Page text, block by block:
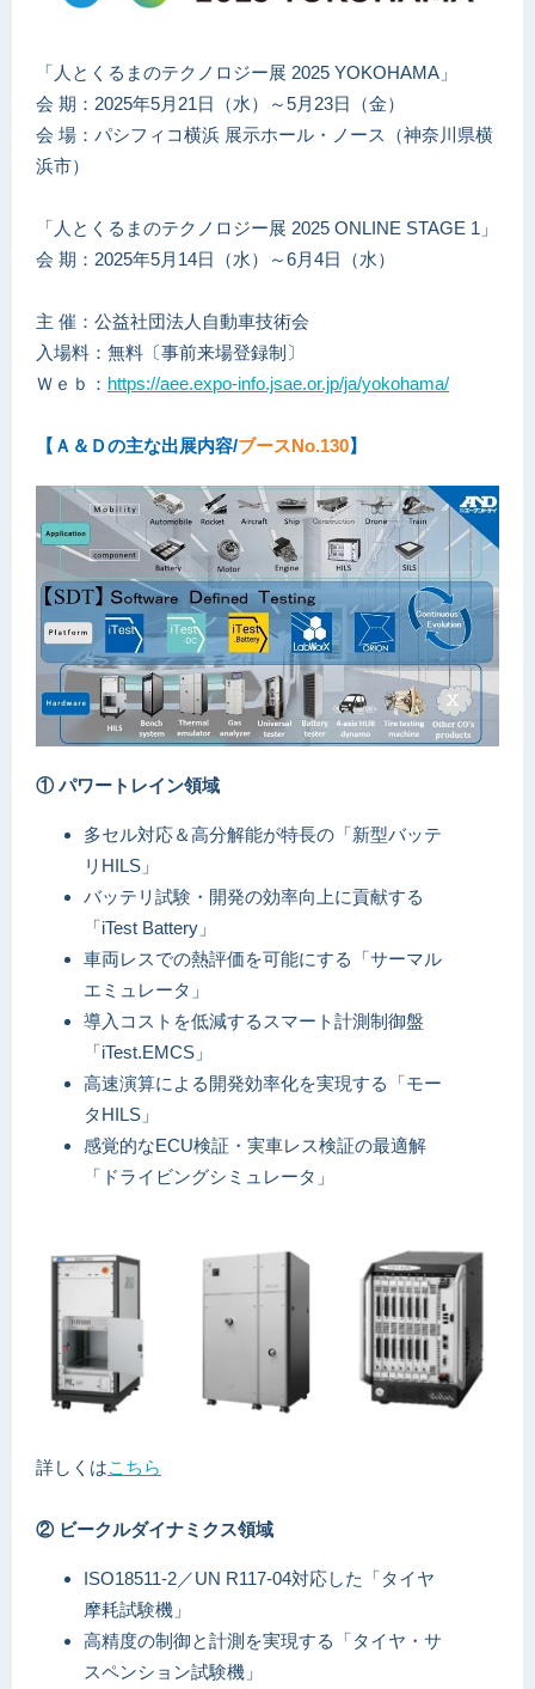
「人とくるまのテクノロジー展 2025 YOKOHAMA」
会 期：2025年5月21日（水）～5月23日（金）
会 場：パシフィコ横浜 展示ホール・ノース（神奈川県横
浜市）
「人とくるまのテクノロジー展 2025 ONLINE STAGE 1」
会 期：2025年5月14日（水）～6月4日（水）
主 催：公益社団法人自動車技術会
入場料：無料〔事前来場登録制〕
Ｗｅｂ： https://aee.expo-info.jsae.or.jp/ja/yokohama/
【Ａ＆Ｄの主な出展内容/ブースNo.130】
① パワートレイン領域
多セル対応＆高分解能が特長の「新型バッテ
リHILS」
バッテリ試験・開発の効率向上に貢献する
「iTest Battery」
車両レスでの熱評価を可能にする「サーマル
エミュレータ」
導入コストを低減するスマート計測制御盤
「iTest.EMCS」
高速演算による開発効率化を実現する「モー
タHILS」
感覚的なECU検証・実車レス検証の最適解
「ドライビングシミュレータ」
詳しくはこちら
② ビークルダイナミクス領域
ISO18511-2／UN R117-04対応した「タイヤ
摩耗試験機」
高精度の制御と計測を実現する「タイヤ・サ
スペンション試験機」